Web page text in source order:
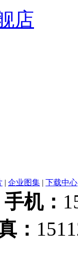
店
| 企业图集 | 下载中心
手机：
：